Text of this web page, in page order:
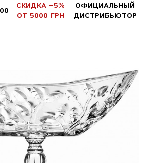
СКИДКА −5%
ОТ 5000 ГРН
ОФИЦИАЛЬНЫЙ
ДИСТРИБЬЮТОР